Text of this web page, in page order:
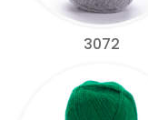
3072